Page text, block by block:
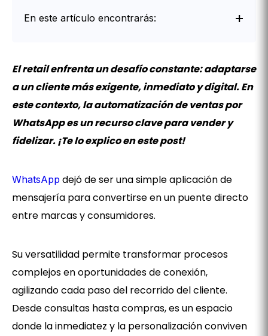
En este artículo encontrarás:
El retail enfrenta un desafío constante: adaptarse
a un cliente más exigente, inmediato y digital. En
este contexto, la automatización de ventas por
WhatsApp es un recurso clave para vender y
fidelizar. ¡Te lo explico en este post!
WhatsApp dejó de ser una simple aplicación de
mensajería para convertirse en un puente directo
entre marcas y consumidores.
Su versatilidad permite transformar procesos
complejos en oportunidades de conexión,
agilizando cada paso del recorrido del cliente.
Desde consultas hasta compras, es un espacio
donde la inmediatez y la personalización conviven